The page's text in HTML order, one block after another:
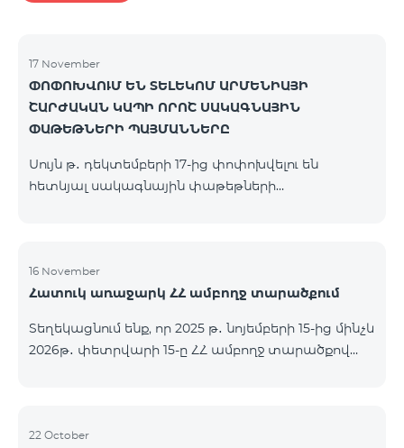
17 November
ՓՈՓՈԽՎՈՒՄ ԵՆ ՏԵԼԵԿՈՄ ԱՐՄԵՆԻԱՅԻ
ՇԱՐԺԱԿԱՆ ԿԱՊԻ ՈՐՈՇ ՍԱԿԱԳՆԱՅԻՆ
ՓԱԹԵԹՆԵՐԻ ՊԱՅՄԱՆՆԵՐԸ
Սույն թ․ դեկտեմբերի 17-ից փոփոխվելու են
հետևյալ սակագնային փաթեթների
նախկին 2000 դրամի փոխարեն։ Բաժանորդները
կստանան 600 րոպե դեպի ՀՀ բոլոր ցանցեր, ԱՄՆ,
փոխարեն և 14 ԳԲ ինտերնետ` նախկին 7 ԳԲ-ի
փոխարեն։ Կանխավճարային «Be Free 3000»
16 November
Հատուկ առաջարկ ՀՀ ամբողջ տարածքում
Տեղեկացնում ենք, որ 2025 թ․ նոյեմբերի 15-ից մինչև
2026թ․ փետրվարի 15-ը ՀՀ ամբողջ տարածքով
9900 մարզային և ԿՈՄԲՈ 4 9900 փաթեթները`
22 October